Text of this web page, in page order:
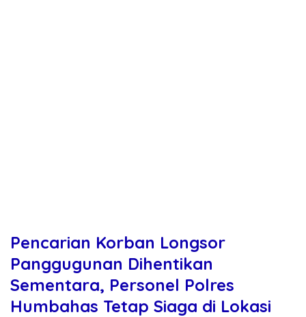
Pencarian Korban Longsor
Panggugunan Dihentikan
Sementara, Personel Polres
Humbahas Tetap Siaga di Lokasi